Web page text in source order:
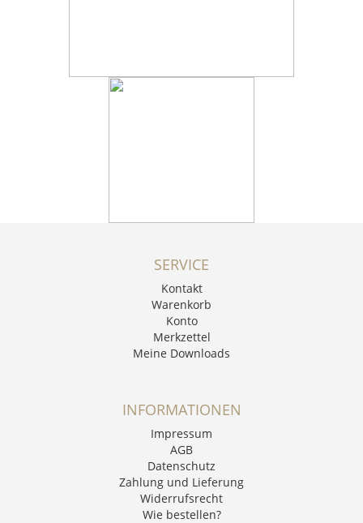
SERVICE
Kontakt
Warenkorb
Konto
Merkzettel
Meine Downloads
INFORMATIONEN
Impressum
AGB
Datenschutz
Zahlung und Lieferung
Widerrufsrecht
Wie bestellen?